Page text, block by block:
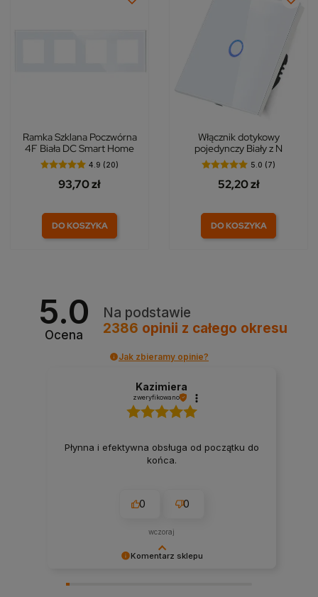
Ramka Szklana Poczwórna
4F Biała DC Smart Home
4.9 (20)
93,70 zł
DO KOSZYKA
Włącznik dotykowy
pojedynczy Biały z N
5.0 (7)
52,20 zł
DO KOSZYKA
5.0
Ocena
Na podstawie
2386 opinii z całego okresu
Jak zbieramy opinie?
Komentarz sklepu
Kazimiera
zweryfikowano
Płynna i efektywna obsługa od początku do
końca.
0 0
wczoraj